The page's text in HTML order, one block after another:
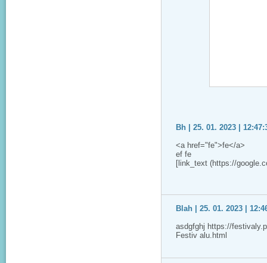
Bh | 25. 01. 2023 |
<a href="fe">fe</a>
ef fe
[link_text (https://
Blah | 25. 01. 2023 |
asdgfghj https://
Festiv alu.html